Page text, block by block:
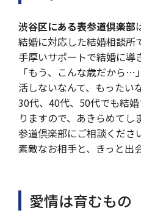
渋谷区にある表参道倶楽部
結婚に対応した結婚相談所
手厚いサポートで結婚に導
「もう、こんな歳だから…
活しないなんて、もったい
30代、40代、50代でも結
りますので、あきらめて
参道倶楽部にご相談くださ
素敵なお相手と、きっと出
愛情は育むもの